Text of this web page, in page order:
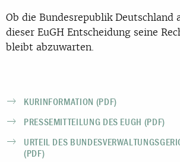
Ob die Bundesrepublik Deutschland
dieser EuGH Entscheidung seine
bleibt abzuwarten.
KURINFORMATION (PDF)
PRESSEMITTEILUNG DES EUGH (PDF)
URTEIL DES
(PDF)